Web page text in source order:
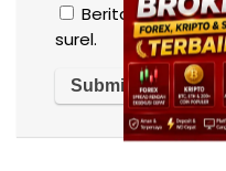
Beritahu saya
surel.